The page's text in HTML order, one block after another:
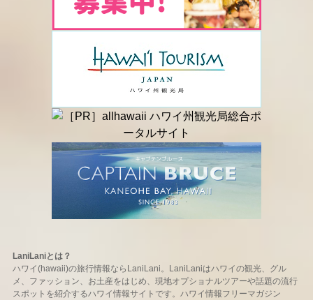
LaniLaniとは？
ハワイ(hawaii)の旅行情報ならLaniLani。LaniLaniはハワイの観光、グル
メ、ファッション、お土産をはじめ、現地オプショナルツアーや話題の流行
スポットを紹介するハワイ情報サイトです。ハワイ情報フリーマガジン